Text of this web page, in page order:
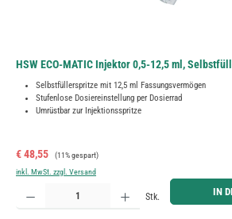
HSW ECO-MATIC Injektor 0,5-12,5 ml,
Selbstfüllerspritze mit 12,5 ml Fassungsvermögen
Stufenlose Dosiereinstellung per Dosierrad
Umrüstbar zur Injektionsspritze
Verkaufspreis:
€ 48,55 Regulärer Preis:
(11% gespart)
inkl. MwSt. zzgl. Versand
Produkt Anzahl: Gib den gewünschten Wert ein oder benutze
Stk. IN